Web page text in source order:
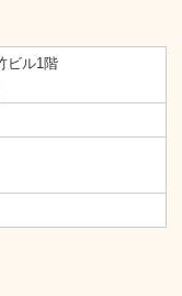
ビル1階